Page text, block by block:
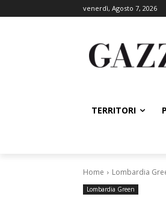
venerdì, Agosto 7, 2026
TERRITORI
Home Lombardia
Lombardia Green